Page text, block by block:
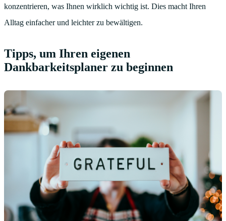
konzentrieren, was Ihnen wirklich wichtig ist. Dies macht Ihren
Alltag einfacher und leichter zu bewältigen.
Tipps, um Ihren eigenen
Dankbarkeitsplaner zu beginnen